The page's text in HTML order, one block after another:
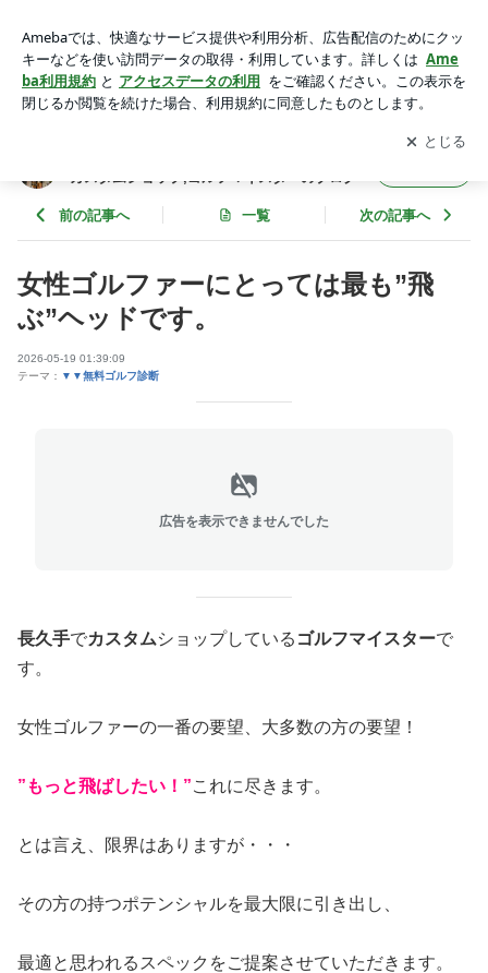
めざすゴルファー支援！・長久手のカスタムショップ,ゴルフ
マイスターのブログ
アプリをダウンロードして ブログの更新通知
を受け取りまし
ょう。
開く
カスタムショップ,ゴルフマイスターのブログ
前の記事へ 一覧 次の記事へ
女性ゴルファーにとっては最も”飛
ぶ”ヘッドです。
2026-05-19 01:39:09
テーマ： ▼▼無料ゴルフ診断
広告を表示できませんでした
長久手でカスタムショップしている ゴルフマイスターで
す。
女性ゴルファーの一番の要望、大多数の方の要望！
”もっと飛ばしたい！”これに尽きます。
とは言え、限界はありますが・・・
その方の持つポテンシャルを最大限に引き出し、
最適と思われるスペックをご提案させていただきます。